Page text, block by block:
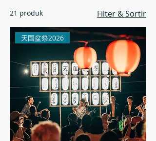
21 produk Filter & Sortir
天国盆祭2026